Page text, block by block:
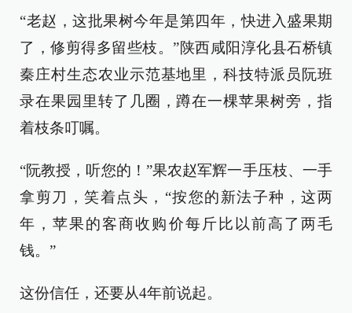
“老赵，这批果树今年是第四年，快进入盛果期
了，修剪得多留些枝。”陕西咸阳淳化县石桥镇
秦庄村生态农业示范基地里，科技特派员阮班
录在果园里转了几圈，蹲在一棵苹果树旁，指
着枝条叮嘱。
“阮教授，听您的！”果农赵军辉一手压枝、一手
拿剪刀，笑着点头，“按您的新法子种，这两
年，苹果的客商收购价每斤比以前高了两毛
钱。”
这份信任，还要从4年前说起。